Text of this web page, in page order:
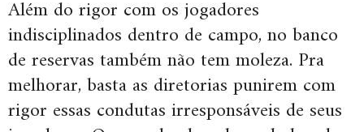
Além do rigor com os jogadores
indisciplinados dentro de campo, no banco
de reservas também não tem moleza. Pra
melhorar, basta as diretorias punirem com
rigor essas condutas irresponsáveis de seus